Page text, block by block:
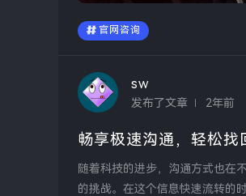
官网咨询
sw
发布了文章 2年前
畅享极速沟通，轻松
随着科技的进步，沟通方式也在
的挑战。在这个信息快速流转的